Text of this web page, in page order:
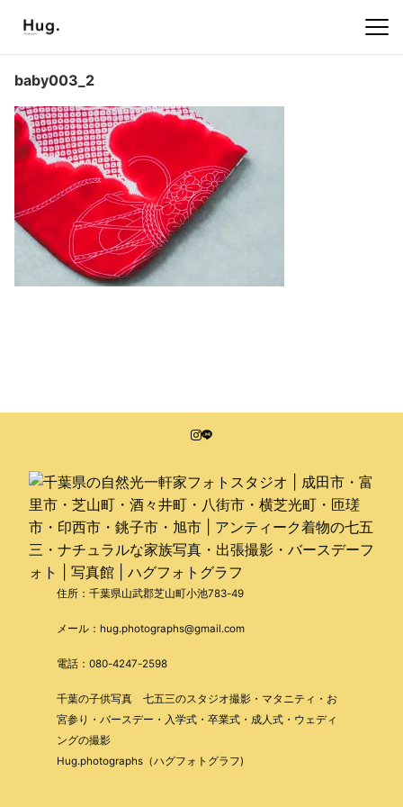
baby003_2
住所：千葉県山武郡芝山町小池783-49
メール：hug.photographs@gmail.com
電話：080-4247-2598
千葉の子供写真 七五三のスタジオ撮影・マタニティ・お
宮参り・バースデー・入学式・卒業式・成人式・ウェディ
ングの撮影
Hug.photographs（ハグフォトグラフ)